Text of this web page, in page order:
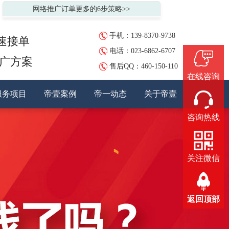
网络推广订单更多的6步策略>>
接单
方案
手机：139-8370-9738
电话：023-6862-6707
售后QQ： 460-150-110
项目 帝壹案例 帝一动态 关于帝壹
在线咨询
咨询热线
关注微信
返回顶部